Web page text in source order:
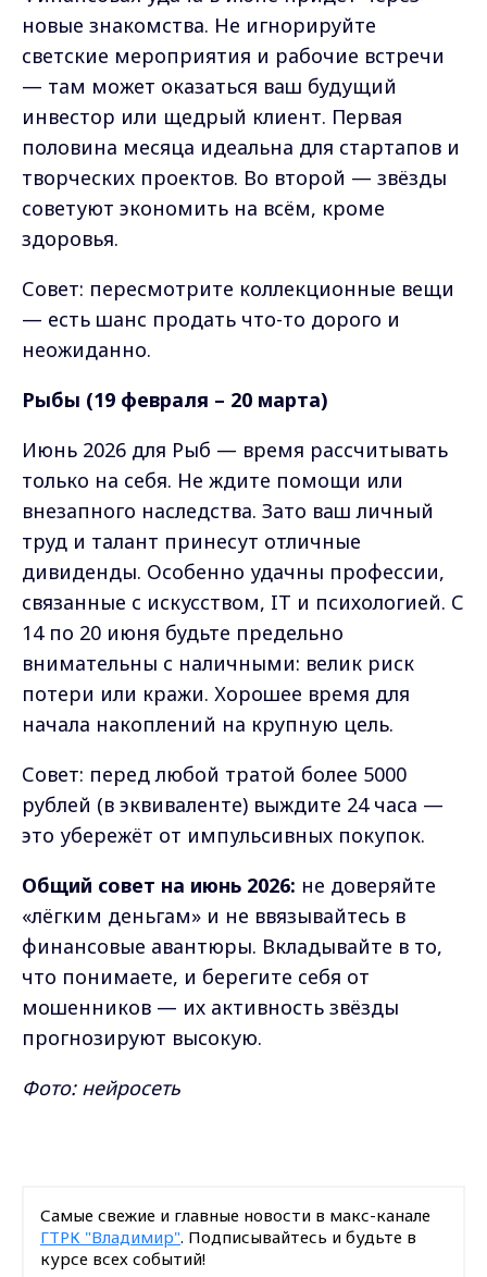
новые знакомства. Не игнорируйте
светские мероприятия и рабочие встречи
— там может оказаться ваш будущий
инвестор или щедрый клиент. Первая
половина месяца идеальна для стартапов и
творческих проектов. Во второй — звёзды
советуют экономить на всём, кроме
здоровья.
Совет: пересмотрите коллекционные вещи
— есть шанс продать что-то дорого и
неожиданно.
Рыбы (19 февраля – 20 марта)
Июнь 2026 для Рыб — время рассчитывать
только на себя. Не ждите помощи или
внезапного наследства. Зато ваш личный
труд и талант принесут отличные
дивиденды. Особенно удачны профессии,
связанные с искусством, IT и психологией. С
14 по 20 июня будьте предельно
внимательны с наличными: велик риск
потери или кражи. Хорошее время для
начала накоплений на крупную цель.
Совет: перед любой тратой более 5000
рублей (в эквиваленте) выждите 24 часа —
это убережёт от импульсивных покупок.
Общий совет на июнь 2026: не доверяйте
«лёгким деньгам» и не ввязывайтесь в
финансовые авантюры. Вкладывайте в то,
что понимаете, и берегите себя от
мошенников — их активность звёзды
прогнозируют высокую.
Фото: нейросеть
Самые свежие и главные новости в макс-канале
ГТРК "Владимир". Подписывайтесь и будьте в
курсе всех событий!